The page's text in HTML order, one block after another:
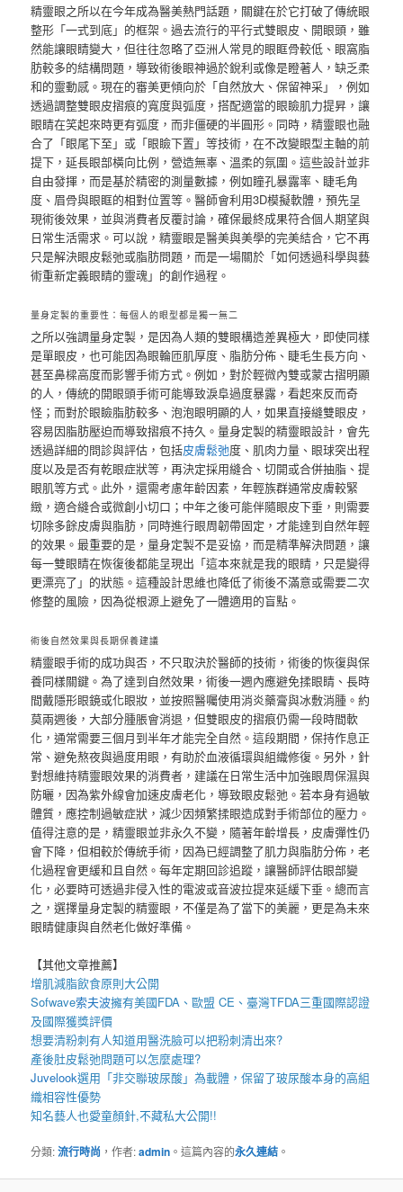
精靈眼之所以在今年成為醫美熱門話題，關鍵在於它打破了傳統眼
整形「一式到底」的框架。過去流行的平行式雙眼皮、開眼頭，雖
然能讓眼睛變大，但往往忽略了亞洲人常見的眼眶骨較低、眼窩脂
肪較多的結構問題，導致術後眼神過於銳利或像是瞪著人，缺乏柔
和的靈動感。現在的審美更傾向於「自然放大、保留神采」，例如
透過調整雙眼皮摺痕的寬度與弧度，搭配適當的眼瞼肌力提昇，讓
眼睛在笑起來時更有弧度，而非僵硬的半圓形。同時，精靈眼也融
合了「眼尾下至」或「眼瞼下置」等技術，在不改變眼型主軸的前
提下，延長眼部橫向比例，營造無辜、溫柔的氛圍。這些設計並非
自由發揮，而是基於精密的測量數據，例如瞳孔暴露率、睫毛角
度、眉骨與眼眶的相對位置等。醫師會利用3D模擬軟體，預先呈
現術後效果，並與消費者反覆討論，確保最終成果符合個人期望與
日常生活需求。可以說，精靈眼是醫美與美學的完美結合，它不再
只是解決眼皮鬆弛或脂肪問題，而是一場關於「如何透過科學與藝
術重新定義眼睛的靈魂」的創作過程。
量身定製的重要性：每個人的眼型都是獨一無二
之所以強調量身定製，是因為人類的雙眼構造差異極大，即使同樣
是單眼皮，也可能因為眼輪匝肌厚度、脂肪分佈、睫毛生長方向、
甚至鼻樑高度而影響手術方式。例如，對於輕微內雙或蒙古摺明顯
的人，傳統的開眼頭手術可能導致淚阜過度暴露，看起來反而奇
怪；而對於眼瞼脂肪較多、泡泡眼明顯的人，如果直接縫雙眼皮，
容易因脂肪壓迫而導致摺痕不持久。量身定製的精靈眼設計，會先
透過詳細的問診與評估，包括皮膚鬆弛度、肌肉力量、眼球突出程
度以及是否有乾眼症狀等，再決定採用縫合、切開或合併抽脂、提
眼肌等方式。此外，還需考慮年齡因素，年輕族群通常皮膚較緊
緻，適合縫合或微創小切口；中年之後可能伴隨眼皮下垂，則需要
切除多餘皮膚與脂肪，同時進行眼周韌帶固定，才能達到自然年輕
的效果。最重要的是，量身定製不是妥協，而是精準解決問題，讓
每一雙眼睛在恢復後都能呈現出「這本來就是我的眼睛，只是變得
更漂亮了」的狀態。這種設計思維也降低了術後不滿意或需要二次
修整的風險，因為從根源上避免了一體適用的盲點。
術後自然效果與長期保養建議
精靈眼手術的成功與否，不只取決於醫師的技術，術後的恢復與保
養同樣關鍵。為了達到自然效果，術後一週內應避免揉眼睛、長時
間戴隱形眼鏡或化眼妝，並按照醫囑使用消炎藥膏與冰敷消腫。約
莫兩週後，大部分腫脹會消退，但雙眼皮的摺痕仍需一段時間軟
化，通常需要三個月到半年才能完全自然。這段期間，保持作息正
常、避免熬夜與過度用眼，有助於血液循環與組織修復。另外，針
對想維持精靈眼效果的消費者，建議在日常生活中加強眼周保濕與
防曬，因為紫外線會加速皮膚老化，導致眼皮鬆弛。若本身有過敏
體質，應控制過敏症狀，減少因頻繁揉眼造成對手術部位的壓力。
值得注意的是，精靈眼並非永久不變，隨著年齡增長，皮膚彈性仍
會下降，但相較於傳統手術，因為已經調整了肌力與脂肪分佈，老
化過程會更緩和且自然。每年定期回診追蹤，讓醫師評估眼部變
化，必要時可透過非侵入性的電波或音波拉提來延緩下垂。總而言
之，選擇量身定製的精靈眼，不僅是為了當下的美麗，更是為未來
眼睛健康與自然老化做好準備。
【其他文章推薦】
增肌減脂飲食原則大公開
Sofwave索夫波擁有美國FDA、歐盟 CE、臺灣TFDA三重國際認證
及國際獲獎評價
想要清粉刺有人知道用醫洗臉可以把粉刺清出來?
產後肚皮鬆弛問題可以怎麼處理?
Juvelook選用「非交聯玻尿酸」為載體，保留了玻尿酸本身的高組
織相容性優勢
知名藝人也愛童顏針,不藏私大公開!!
分類:流行時尚 ，作者:admin 。這篇內容的永久連結 。